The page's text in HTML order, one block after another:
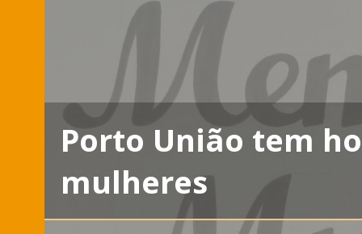
Porto União tem
mulheres